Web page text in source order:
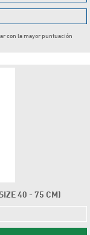
con la mayor puntuación
40 - 75 CM)